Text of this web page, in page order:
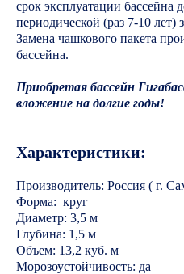
срок эксплуатации бассейна
периодической (раз 7-10 лет)
Замена чашкового пакета
бассейна.
Приобретая бассейн
вложение на долгие годы!
Характеристики:
Производитель: Россия ( г.
Форма: круг
Диаметр: 3,5 м
Глубина: 1,5 м
Объем: 13,2 куб. м
Морозоустойчивость: да